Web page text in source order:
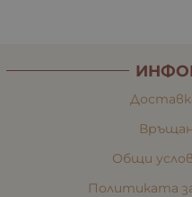
Общи
Политиката